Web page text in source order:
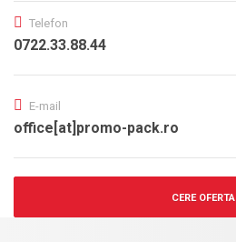
Telefon
0722.33.88.44
E-mail
office[at]promo-pack.ro
CERE OFERTA